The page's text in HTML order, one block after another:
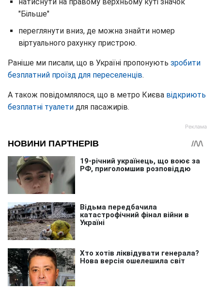
"Більше"
переглянути вниз, де можна знайти номер
віртуального рахунку пристрою.
Раніше ми писали, що в Україні пропонують зробити
безплатний проїзд для переселенців.
А також повідомлялося, що в метро Києва відкриють
безплатні туалети для пасажирів.